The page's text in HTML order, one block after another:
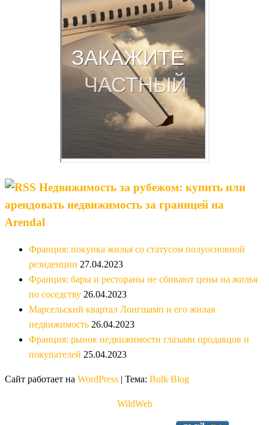
Недвижимость за рубежом: купить или
арендовать недвижимость за границей на
Arendal
Франция: покупка жилья со статусом полуосновной
резиденции 27.04.2023
Франция: бары и рестораны не сбивают цены на жилья
по соседству 26.04.2023
Марсельский квартал Лонгшамп и его жилая
недвижимость 26.04.2023
Франция: рынок недвижимости глазами продавцов и
покупателей 25.04.2023
Сайт работает на WordPress | Тема: Bulk Blog
WildWeb